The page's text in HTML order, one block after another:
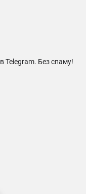
Telegram. Без спаму!